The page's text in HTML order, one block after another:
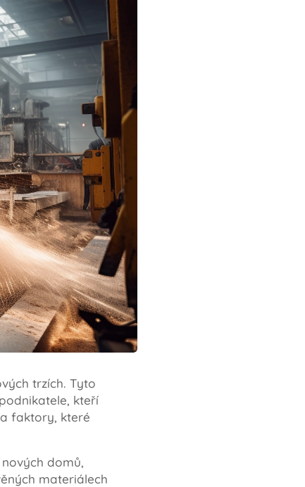
trzích. Tyto
kteří
faktory, které
domů,
materiálech